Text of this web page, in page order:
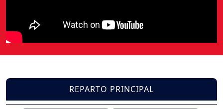
REPARTO PRINCIPAL